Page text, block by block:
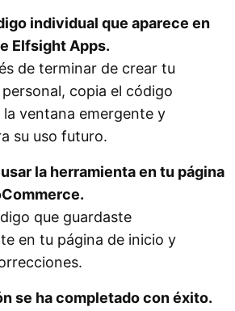
individual que aparece en
Elfsight Apps.
de terminar de crear tu
copia el código
la ventana emergente y
su uso futuro.
la herramienta en tu página
que guardaste
en tu página de inicio y
se ha completado con éxito.